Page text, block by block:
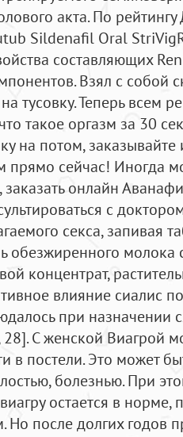
акта. По
Sildenafil Oral
составляющих
Взял с собой
тусовку. Теперь всем
такое оргазм за 30
на потом, заказывайте
сейчас! Иногда
онлайн
с
секса, запивая
обезжиренного молока
концентрат,
влияние сиалис
при назначении
С женской Виагрой
в постели. Это может
болезнью. При
остается в норме,
Но после долгих